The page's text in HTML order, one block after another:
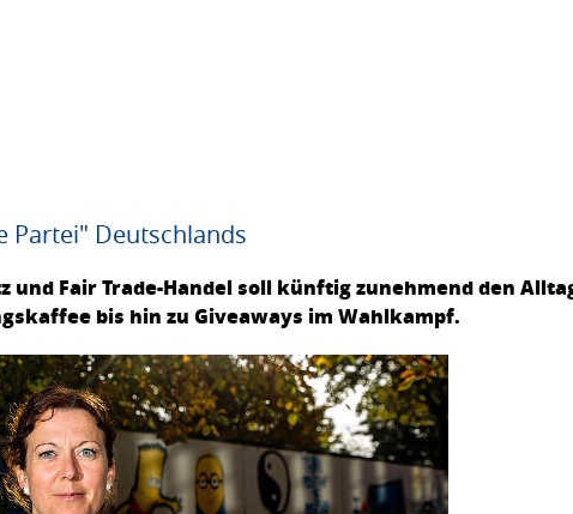
Partei" Deutschlands
Fair Trade-Handel soll künftig zunehmend den
bis hin zu Giveaways im Wahlkampf.